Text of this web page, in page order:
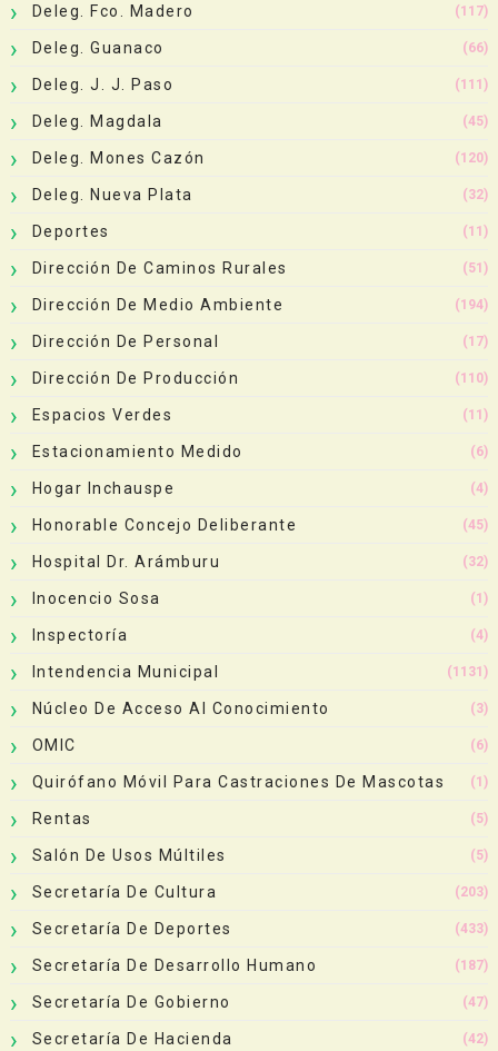
Deleg. Fco. Madero (117)
Deleg. Guanaco (66)
Deleg. J. J. Paso (111)
Deleg. Magdala (45)
Deleg. Mones Cazón (120)
Deleg. Nueva Plata (32)
Deportes (11)
Dirección De Caminos Rurales (51)
Dirección De Medio Ambiente (194)
Dirección De Personal (17)
Dirección De Producción (110)
Espacios Verdes (11)
Estacionamiento Medido (6)
Hogar Inchauspe (4)
Honorable Concejo Deliberante (45)
Hospital Dr. Arámburu (32)
Inocencio Sosa (1)
Inspectoría (4)
Intendencia Municipal (1131)
Núcleo De Acceso Al Conocimiento (3)
OMIC (6)
Quirófano Móvil Para Castraciones De Mascotas (1)
Rentas (5)
Salón De Usos Múltiles (5)
Secretaría De Cultura (203)
Secretaría De Deportes (433)
Secretaría De Desarrollo Humano (187)
Secretaría De Gobierno (47)
Secretaría De Hacienda (42)